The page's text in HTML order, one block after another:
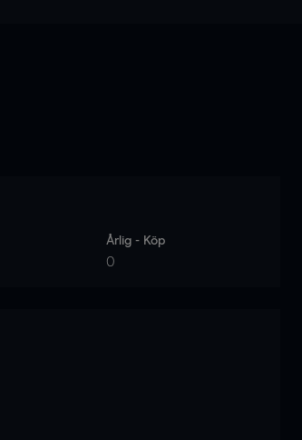
Årlig - Köp
0